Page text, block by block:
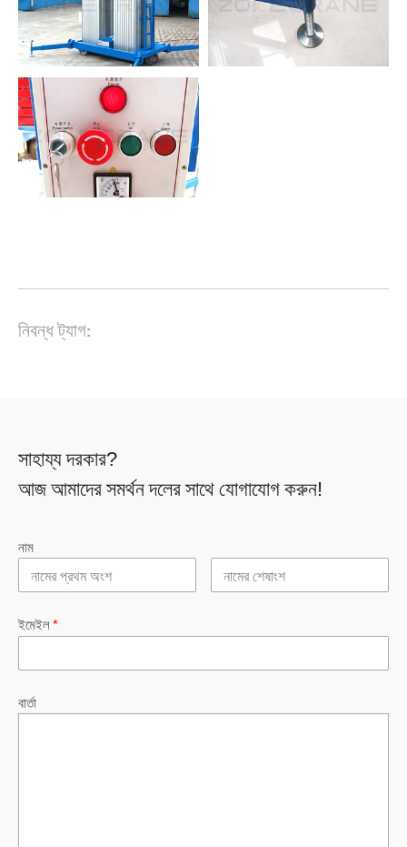
নিবন্ধ ট্যাগ:
সাহায্য দরকার?
আজ আমাদের সমর্থন দলের সাথে যোগাযোগ করুন!
নাম
ইমেইল*
বার্তা